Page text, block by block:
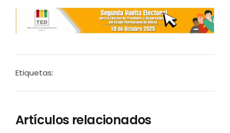
Etiquetas:
Artículos relacionados